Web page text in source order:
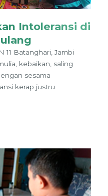
Intoleransi di
11 Batanghari, Jambi
kebaikan, saling
sesama
kerap justru